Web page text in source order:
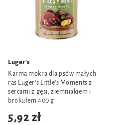
Luger's
Karma mokra dla psów małych
ras Luger's Little's Moments z
sercami z gęsi, ziemniakiem i
brokułem 400 g
5,92 zł